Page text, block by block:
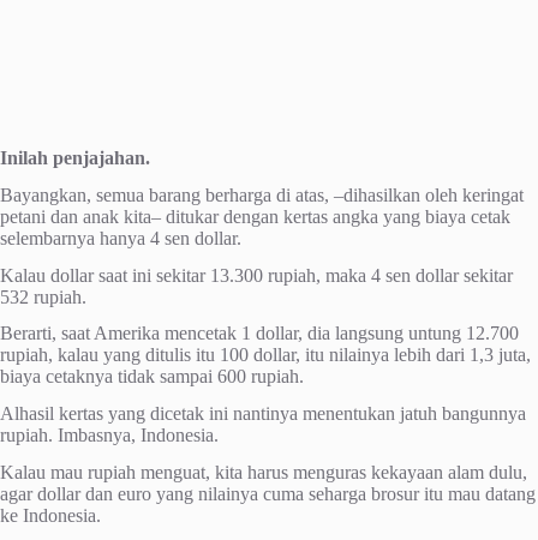
Inilah penjajahan.
Bayangkan, semua barang berharga di atas, –dihasilkan oleh keringat
petani dan anak kita– ditukar dengan kertas angka yang biaya cetak
selembarnya hanya 4 sen dollar.
Kalau dollar saat ini sekitar 13.300 rupiah, maka 4 sen dollar sekitar
532 rupiah.
Berarti, saat Amerika mencetak 1 dollar, dia langsung untung 12.700
rupiah, kalau yang ditulis itu 100 dollar, itu nilainya lebih dari 1,3 juta,
biaya cetaknya tidak sampai 600 rupiah.
Alhasil kertas yang dicetak ini nantinya menentukan jatuh bangunnya
rupiah. Imbasnya, Indonesia.
Kalau mau rupiah menguat, kita harus menguras kekayaan alam dulu,
agar dollar dan euro yang nilainya cuma seharga brosur itu mau datang
ke Indonesia.